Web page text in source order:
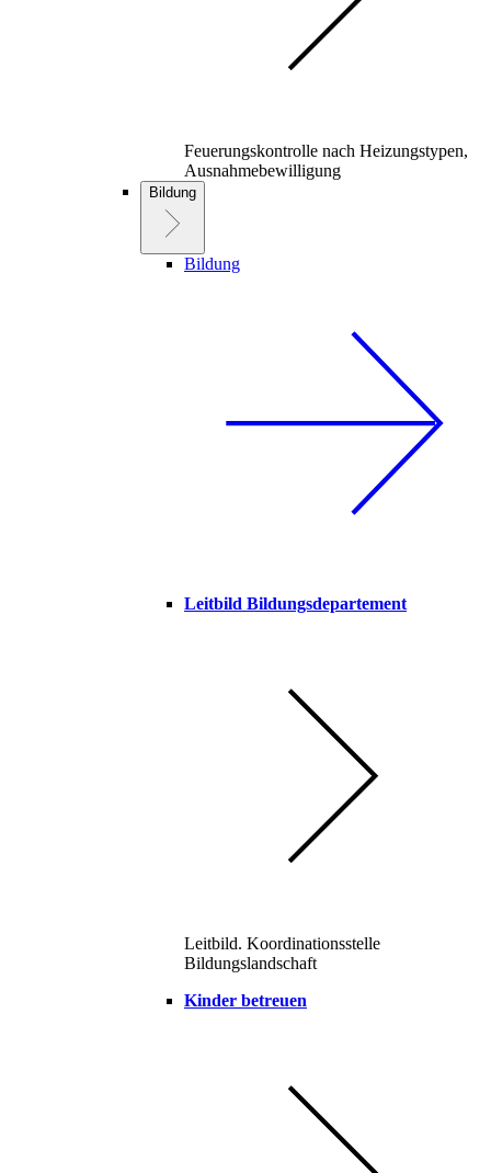
Feuerungskontrolle nach Heizungstypen,
Ausnahmebewilligung
Bildung
Bildung
Leitbild Bildungsdepartement
Leitbild. Koordinationsstelle
Bildungslandschaft
Kinder betreuen